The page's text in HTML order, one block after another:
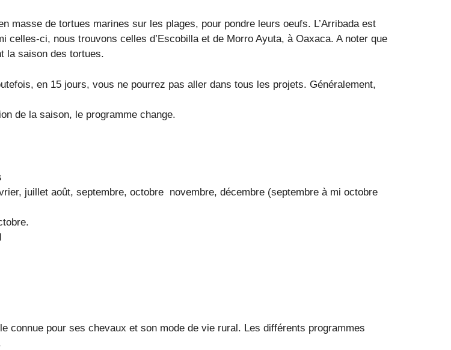
masse de tortues marines sur les plages, pour pondre leurs oeufs. L’Arribada est
celles-ci, nous trouvons celles d’Escobilla et de Morro Ayuta, à Oaxaca. A noter que
la saison des tortues.
en 15 jours, vous ne pourrez pas aller dans tous les projets. Généralement,
de la saison, le programme change.
juillet août, septembre, octobre novembre, décembre (septembre à mi octobre
connue pour ses chevaux et son mode de vie rural. Les différents programmes